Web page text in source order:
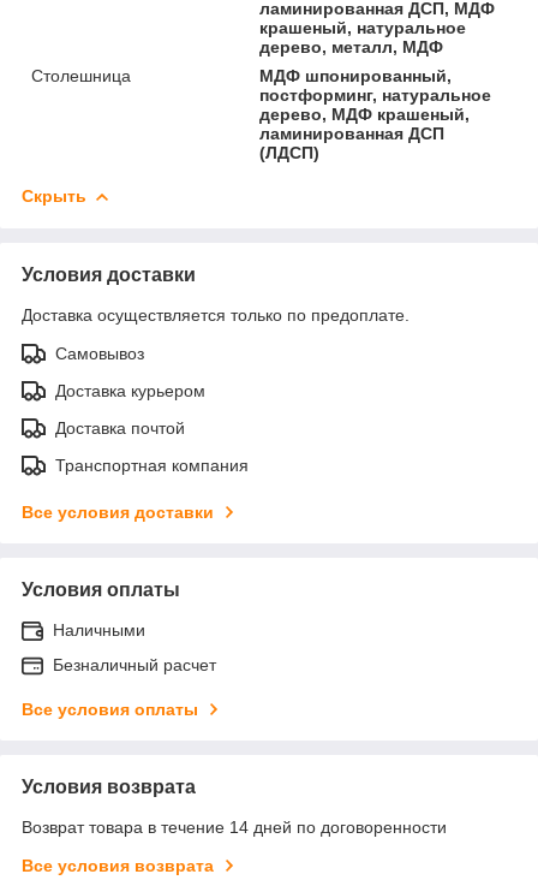
ламинированная ДСП, МДФ
крашеный, натуральное
дерево, металл, МДФ
Столешница
МДФ шпонированный,
постформинг, натуральное
дерево, МДФ крашеный,
ламинированная ДСП
(ЛДСП)
Скрыть
Условия доставки
Доставка осуществляется только по предоплате.
Самовывоз
Доставка курьером
Доставка почтой
Транспортная компания
Все условия доставки
Условия оплаты
Наличными
Безналичный расчет
Все условия оплаты
Условия возврата
Возврат товара в течение 14 дней по договоренности
Все условия возврата